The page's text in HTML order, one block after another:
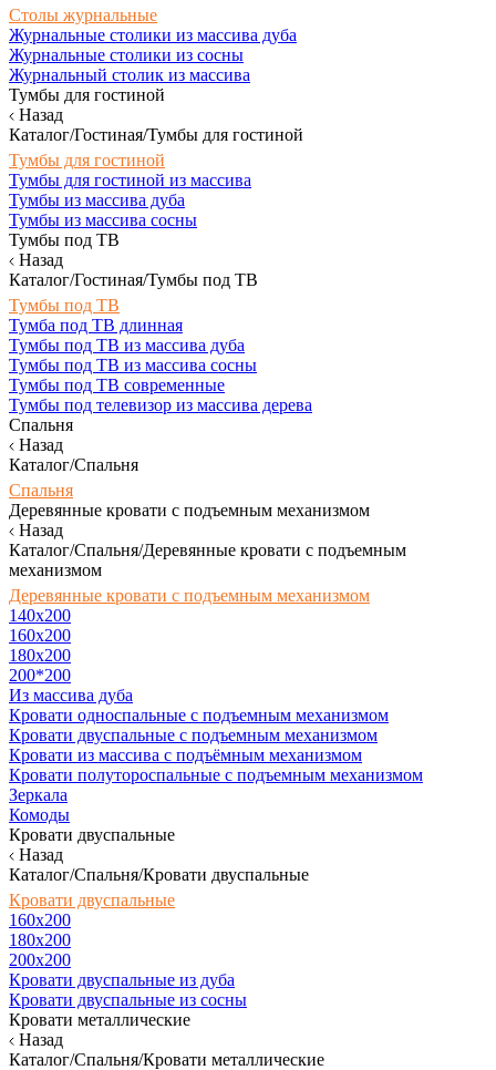
Столы журнальные
Журнальные столики из массива дуба
Журнальные столики из сосны
Журнальный столик из массива
Тумбы для гостиной
Назад
Каталог/Гостиная/Тумбы для гостиной
Тумбы для гостиной
Тумбы для гостиной из массива
Тумбы из массива дуба
Тумбы из массива сосны
Тумбы под ТВ
Назад
Каталог/Гостиная/Тумбы под ТВ
Тумбы под ТВ
Тумба под ТВ длинная
Тумбы под ТВ из массива дуба
Тумбы под ТВ из массива сосны
Тумбы под ТВ современные
Тумбы под телевизор из массива дерева
Спальня
Назад
Каталог/Спальня
Спальня
Деревянные кровати с подъемным механизмом
Назад
Каталог/Спальня/Деревянные кровати с подъемным
механизмом
Деревянные кровати с подъемным механизмом
140x200
160х200
180х200
200*200
Из массива дуба
Кровати односпальные с подъемным механизмом
Кровати двуспальные с подъемным механизмом
Кровати из массива с подъёмным механизмом
Кровати полутороспальные с подъемным механизмом
Зеркала
Комоды
Кровати двуспальные
Назад
Каталог/Спальня/Кровати двуспальные
Кровати двуспальные
160х200
180x200
200x200
Кровати двуспальные из дуба
Кровати двуспальные из сосны
Кровати металлические
Назад
Каталог/Спальня/Кровати металлические